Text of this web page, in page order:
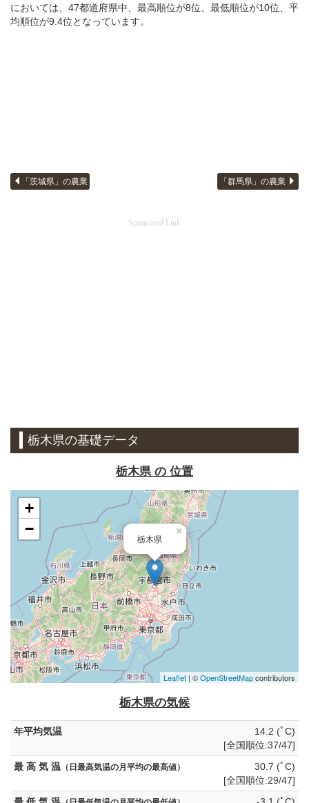
においては、47都道府県中、最高順位が8位、最低順位が10位、平
均順位が9.4位となっています。
「茨城県」の農業 「群馬県」の農業
Sponsored Link
栃木県の基礎データ
栃木県 の 位置
栃木県
×
+
−
Leaflet | ©OpenStreetMapcontributors
栃木県の気候
年平均気温
14.2 (ﾟC)
[全国順位:37/47]
最 高 気 温 （日最高気温の月平均の最高値）
30.7 (ﾟC)
[全国順位:29/47]